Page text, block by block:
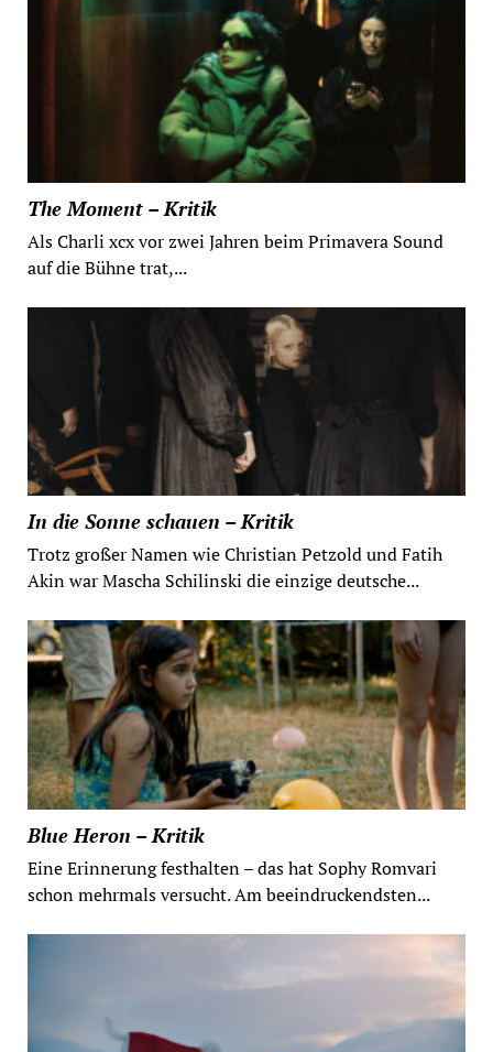
The Moment – Kritik
Als Charli xcx vor zwei Jahren beim Primavera Sound
auf die Bühne trat,...
In die Sonne schauen – Kritik
Trotz großer Namen wie Christian Petzold und Fatih
Akin war Mascha Schilinski die einzige deutsche...
Blue Heron – Kritik
Eine Erinnerung festhalten – das hat Sophy Romvari
schon mehrmals versucht. Am beeindruckendsten...